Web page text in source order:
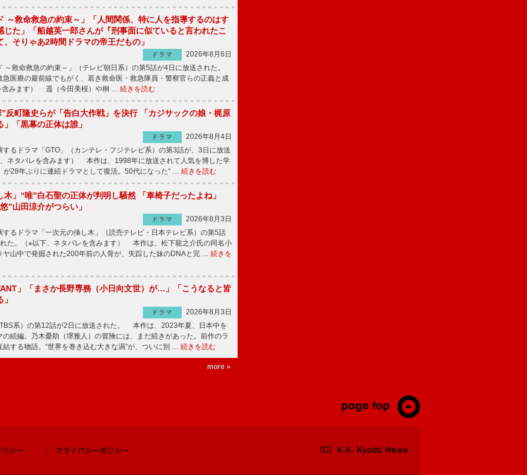
～救命救急の約束～」「人間関係、特に人を指導するのはす
じた」「船越英一郎さんが『刑事面に似ていると言われたこ
、そりゃあ2時間ドラマの帝王だもの」
ドラマ
2026年8月6日
救命救急の約束～」（テレビ朝日系）の第5話が4日に放送された。
医療の最前線でもがく、若き救命医・救急隊員・警察官らの正義と成
含みます） 遥（今田美桜）や桐 … 続きを読む
反町隆史らが「告白大作戦」を決行 「カジサックの娘・梶原
「黒幕の正体は誰」
ドラマ
2026年8月4日
るドラマ「GTO」（カンテレ・フジテレビ系）の第3話が、3日に放送
ネタバレを含みます） 本作は、1998年に放送されて人気を博した学
が28年ぶりに連続ドラマとして復活。50代になった“ … 続きを読む
木」“唯”白石聖の正体が判明し騒然 「車椅子だったよね」
”山田涼介がつらい」
ドラマ
2026年8月3日
るドラマ「一次元の挿し木」（読売テレビ・日本テレビ系）の第5話
た。（※以下、ネタバレを含みます） 本作は、松下龍之介氏の同名小
ヤ山中で発掘された200年前の人骨が、失踪した妹のDNAと完 … 続きを
」「まさか長野専務（小日向文世）が…」「こうなると皆
ドラマ
2026年8月3日
系）の第12話が2日に放送された。 本作は、2023年夏、日本中を
の続編。乃木憂助（堺雅人）の冒険には、まだ続きがあった。前作のラ
結する物語。“世界を巻き込む大きな渦”が、ついに別 … 続きを読む
more »